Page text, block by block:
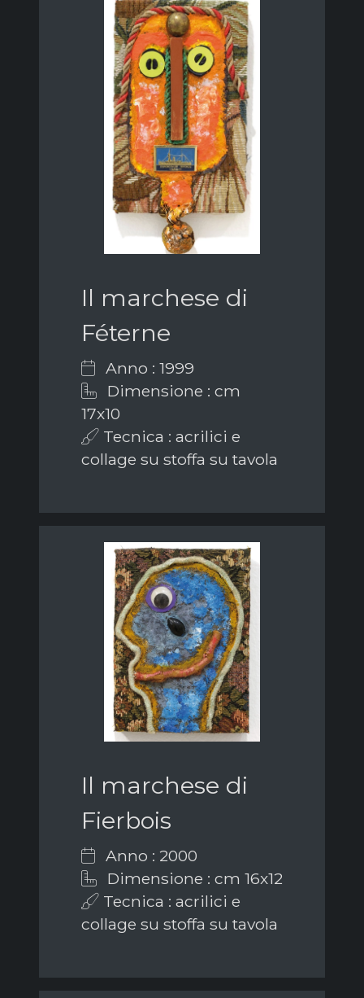
Il marchese di
Féterne
Anno : 1999
Dimensione : cm
17x10
Tecnica : acrilici e
collage su stoffa su tavola
Il marchese di
Fierbois
Anno : 2000
Dimensione : cm 16x12
Tecnica : acrilici e
collage su stoffa su tavola